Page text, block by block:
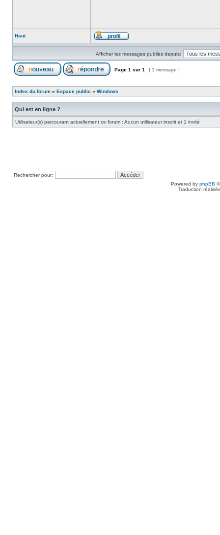
Haut
Afficher les messages publiés depuis:
Page 1 sur 1 [ 1 message ]
Index du forum » Espace public » Windows
Qui est en ligne ?
Utilisateur(s) parcourant actuellement ce forum : Aucun utilisateur inscrit et 1 invité
Rechercher pour:
Powered by phpBB
Traduction